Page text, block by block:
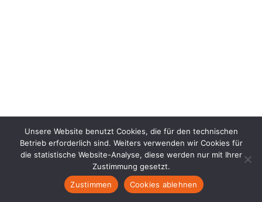
Unsere Website benutzt Cookies, die für den technischen
Betrieb erforderlich sind. Weiters verwenden wir Cookies für
die statistische Website-Analyse, diese werden nur mit Ihrer
Zustimmung gesetzt.
Zustimmen
Cookies ablehnen
DE